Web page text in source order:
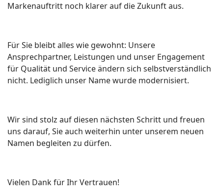
Markenauftritt noch klarer auf die Zukunft aus.
Für Sie bleibt alles wie gewohnt: Unsere
Ansprechpartner, Leistungen und unser Engagement
für Qualität und Service ändern sich selbstverständlich
nicht. Lediglich unser Name wurde modernisiert.
Wir sind stolz auf diesen nächsten Schritt und freuen
uns darauf, Sie auch weiterhin unter unserem neuen
Namen begleiten zu dürfen.
Vielen Dank für Ihr Vertrauen!